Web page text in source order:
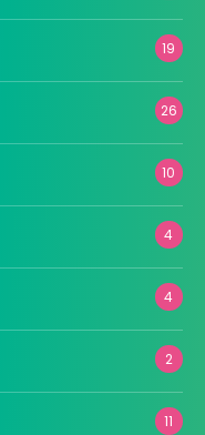
19
26
10
4
4
2
11